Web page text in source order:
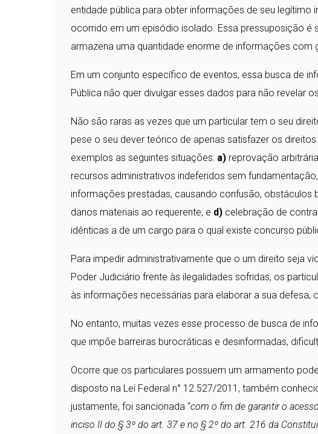
entidade pública para obter informações de seu legítimo
ocorrido em um episódio isolado. Essa pressuposição é
armazena uma quantidade enorme de informações com
Em um conjunto específico de eventos, essa busca de
Pública não quer divulgar esses dados para não revelar
Não são raras as vezes que um particular tem o seu
pese o seu dever teórico de apenas satisfazer os
exemplos as seguintes situações: a) reprovação
recursos administrativos indeferidos sem fundamentação,
informações prestadas, causando confusão,
danos materiais ao requerente, e d) celebração de
idênticas a de um cargo para o qual existe concurso
Para impedir administrativamente que o um direito seja
Poder Judiciário frente às ilegalidades sofridas, os
às informações necessárias para elaborar a sua defesa,
No entanto, muitas vezes esse processo de busca de
que impõe barreiras burocráticas e desinformadas,
Ocorre que os particulares possuem um armamento
disposto na Lei Federal n° 12.527/2011, também
justamente, foi sancionada “com o fim de garantir o
inciso II do § 3º do art. 37 e no § 2º do art. 216 da